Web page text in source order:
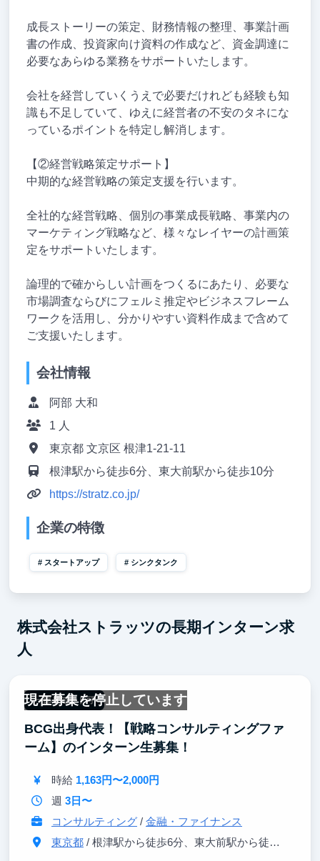
成長ストーリーの策定、財務情報の整理、事業計画
書の作成、投資家向け資料の作成など、資金調達に
必要なあらゆる業務をサポートいたします。
会社を経営していくうえで必要だけれども経験も知
識も不足していて、ゆえに経営者の不安のタネにな
っているポイントを特定し解消します。
【②経営戦略策定サポート】
中期的な経営戦略の策定支援を行います。
全社的な経営戦略、個別の事業成長戦略、事業内の
マーケティング戦略など、様々なレイヤーの計画策
定をサポートいたします。
論理的で確からしい計画をつくるにあたり、必要な
市場調査ならびにフェルミ推定やビジネスフレーム
ワークを活用し、分かりやすい資料作成まで含めて
ご支援いたします。
会社情報
阿部 大和
1 人
東京都 文京区 根津1-21-11
根津駅から徒歩6分、東大前駅から徒歩10分
https://stratz.co.jp/
企業の特徴
スタートアップ シンクタンク
株式会社ストラッツの長期インターン求
人
現在募集を停止しています
一部リモート可
BCG出身代表！【戦略コンサルティングファ
ーム】のインターン生募集！
時給 1,163円〜2,000円
週 3日〜
コンサルティング/ 金融・ファイナンス
東京都/ 根津駅から徒歩6分、東大前駅から徒歩10分